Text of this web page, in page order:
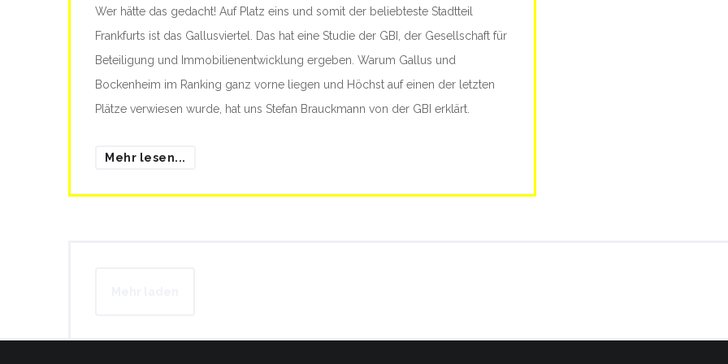
zu
Wer hätte das gedacht! Auf Platz eins und somit der beliebteste Stadtteil
Frankfurts ist das Gallusviertel. Das hat eine Studie der GBI, der Gesellschaft für
Beteiligung und Immobilienentwicklung ergeben. Warum Gallus und
Bockenheim im Ranking ganz vorne liegen und Höchst auf einen der letzten
Plätze verwiesen wurde, hat uns Stefan Brauckmann von der GBI erklärt.
Mehr lesen...